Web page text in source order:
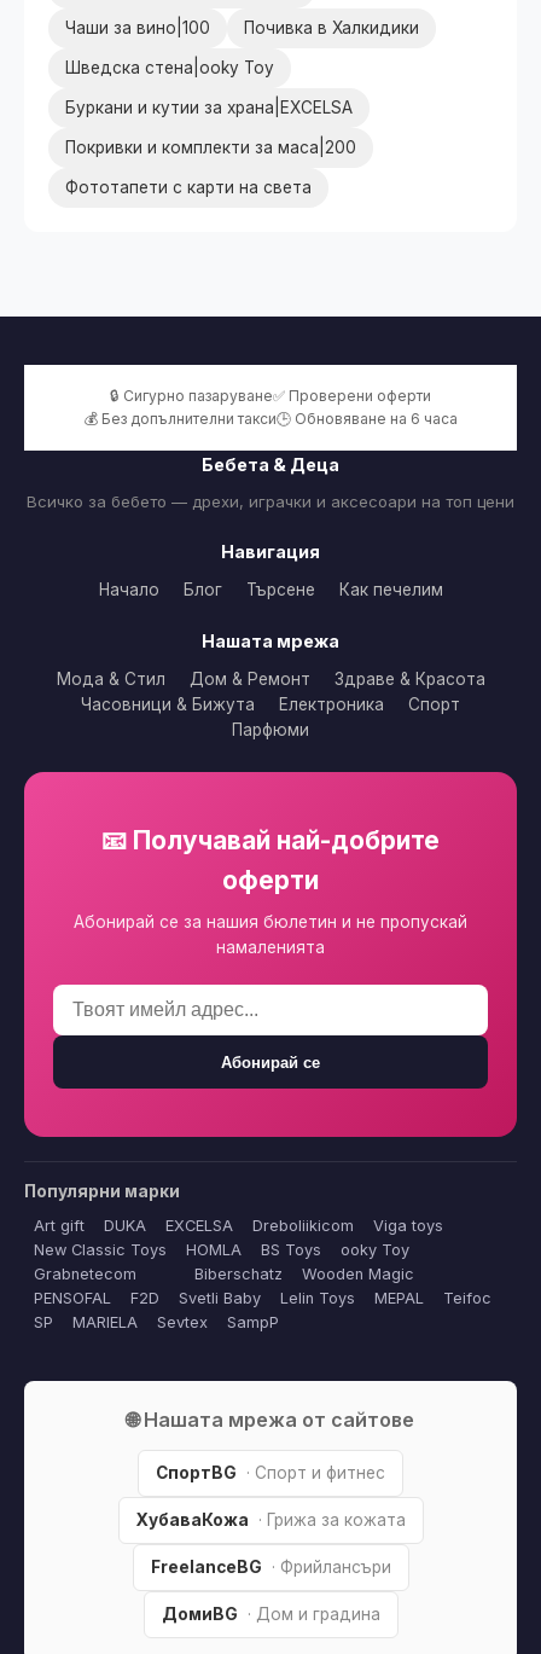
Чаши за вино|100 Почивка в Халкидики
Шведска стена|ooky Toy
Буркани и кутии за храна|EXCELSA
Покривки и комплекти за маса|200
Фототапети с карти на света
🔒 Сигурно пазаруване✅ Проверени оферти
💰 Без допълнителни такси🕒 Обновяване на 6 часа
Бебета & Деца
Всичко за бебето — дрехи, играчки и аксесоари на топ цени
Навигация
Начало Блог Търсене Как печелим
Нашата мрежа
Мода & Стил Дом & Ремонт
Здраве & Красота
Часовници & Бижута
Електроника
Спорт
Парфюми
📧 Получавай най-добрите
оферти
Абонирай се за нашия бюлетин и не пропускай
намаленията
Абонирай се
Популярни марки
Art gift DUKA EXCELSA Dreboliikicom
Viga toys
New Classic Toys
HOMLA BS Toys
ooky Toy
Grabnetecom
Biberschatz
Wooden Magic
PENSOFAL
F2D Svetli Baby Lelin Toys MEPAL
Teifoc
SP
MARIELA Sevtex SampP
🌐 Нашата мрежа от сайтове
СпортBG · Спорт и фитнес
ХубаваКожа · Грижа за кожата
FreelanceBG · Фрийлансъри
ДомиBG · Дом и градина